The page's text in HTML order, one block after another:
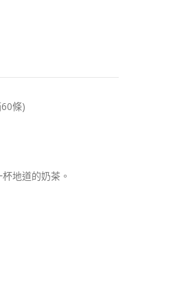
條)
地道的奶茶。